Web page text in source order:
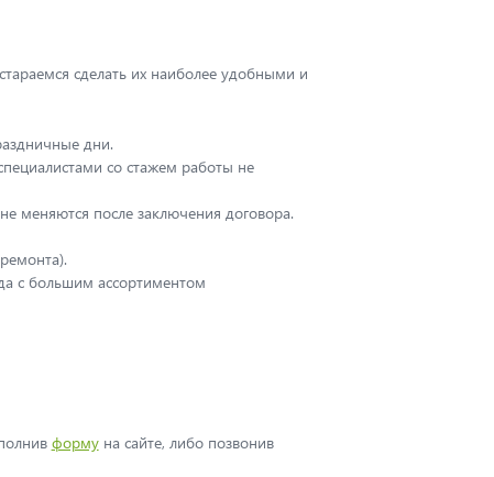
сделать их наиболее удобными и
дни.
со стажем работы не
меняются после заключения договора.
с большим ассортиментом
формуна сайте, либо позвонив